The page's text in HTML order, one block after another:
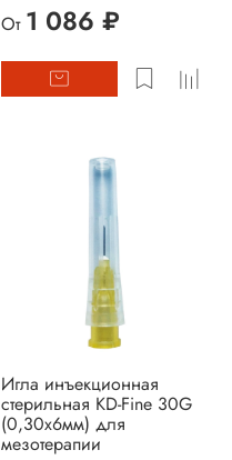
От 1 086 ₽
Игла инъекционная
стерильная KD-Fine 30G
(0,30х6мм) для
мезотерапии